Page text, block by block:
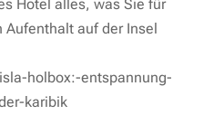
Hotel alles, was Sie für
Aufenthalt auf der Insel